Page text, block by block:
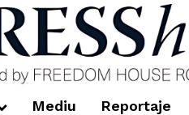
Mediu Reportaje